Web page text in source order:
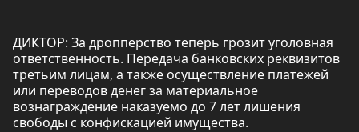
ДИКТОР: За дропперство теперь грозит уголовная
ответственность. Передача банковских реквизитов
третьим лицам, а также осуществление платежей
или переводов денег за материальное
вознаграждение наказуемо до 7 лет лишения
свободы с конфискацией имущества.